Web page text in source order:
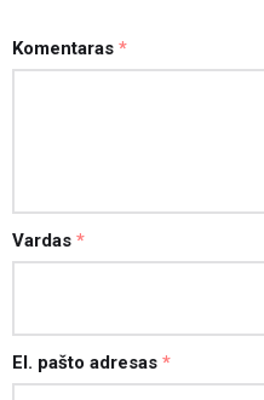
Komentaras *
Vardas *
El. pašto adresas *